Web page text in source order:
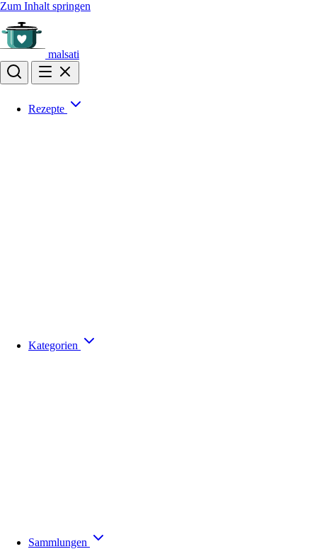
Zum Inhalt springen
malsati
Rezepte
Kategorien
Sammlungen